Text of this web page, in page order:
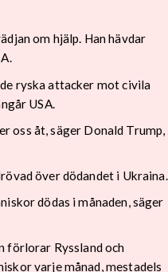
om hjälp. Han hävdar
ryska attacker mot civila
USA.
oss åt, säger Donald Trump,
över dödandet i Ukraina.
dödas i månaden, säger
förlorar Ryssland och
varje månad, mestadels